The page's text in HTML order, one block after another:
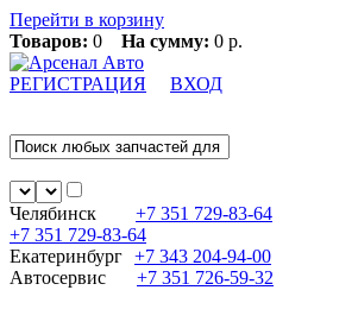
Перейти в корзину
Товаров: 0 На сумму: 0 р.
РЕГИСТРАЦИЯ ВХОД
Челябинск +7 351 729-83-64
+7 351 729-83-64
Екатеринбург +7 343 204-94-00
Автосервис
+7 351 726-59-32